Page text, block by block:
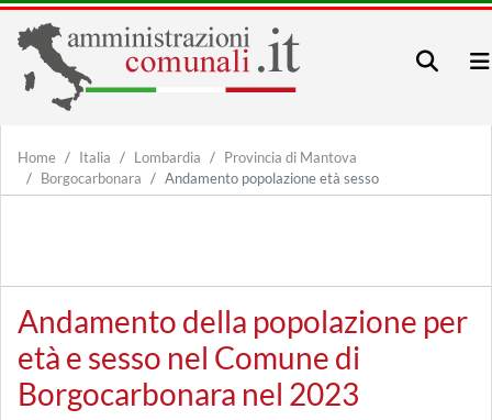
Home Italia Lombardia
Provincia di Mantova
Borgocarbonara
Andamento popolazione età sesso
Andamento della popolazione per
età e sesso nel Comune di
Borgocarbonara nel 2023